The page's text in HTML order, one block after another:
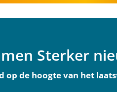
Sterker
op de hoogte van het